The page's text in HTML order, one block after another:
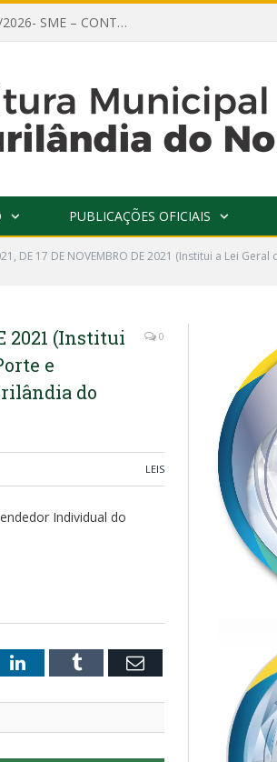
AVISO DE DISPENSA DE LICITAÇÃO Nº 400012/2026- SME – CONTRATAÇÃO DE EMPRESA ESPECIALIZADA PARA LOCAÇÃO DE ÔNIBUS EXECUTIVO COM CAPACIDADE DE 60 (SESSENTA) POLTRONAS, PARA TRANSPORTAR PROFESSORES RESPONSÁVEIS E ALUNOS PARA BRASÍLIA, COM SAÍDA DIA 10/08/2026 E RETORNO DIA 14/08/2026
PUBLICAÇÕES OFICIAIS
DE 17 DE NOVEMBRO DE 2021 (Institui a Lei
2021 (Institui
e
do
0
LEIS
Individual do
LinkedInTumblr Email